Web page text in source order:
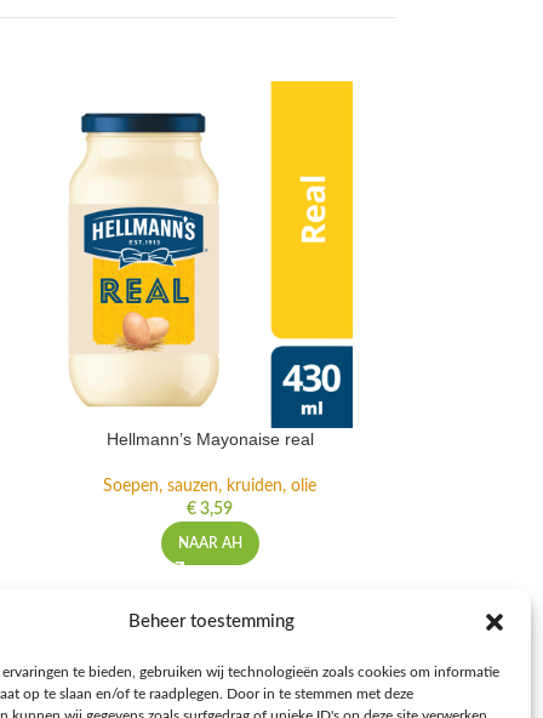
Beheer toestemming
te bieden, gebruiken wij technologieën zoals cookies om informatie
op te slaan en/of te raadplegen. Door in te stemmen met deze
Hellmann’s Mayonaise real
Soepen, sauzen, kruiden, olie
€ 3,59
NAAR AH